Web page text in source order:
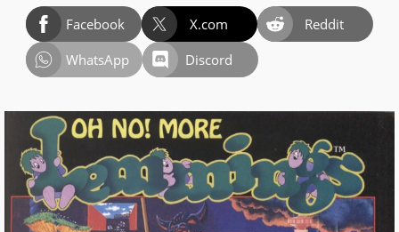
Facebook X.com
Reddit
WhatsApp
Discord